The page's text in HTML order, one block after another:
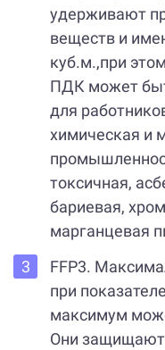
удерживают
веществ и
куб.м.,при
ПДК может
для
химическая и
токсичная,
бариевая,
марганцевая
FFP3.
при
максимум
Они защищают